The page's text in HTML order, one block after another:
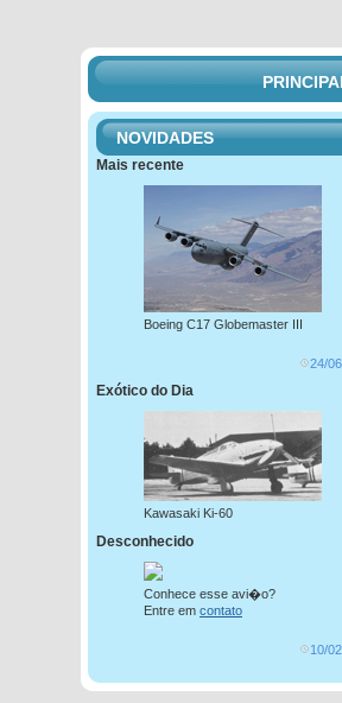
NOVIDADES
Mais recente
Boeing C17 Globemaster III
24/
Exótico do Dia
Kawasaki Ki-60
Desconhecido
Conhece esse avi�o?
Entre em contato
10/